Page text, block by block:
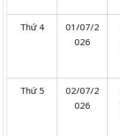
Thứ 4
01/07/2
026
Thứ 5
02/07/2
026